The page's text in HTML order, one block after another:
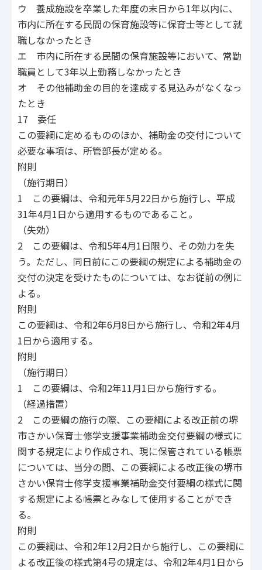
ウ 養成施設を卒業した年度の末日から1年以内に、
市内に所在する民間の保育施設等に保育士等として就
職しなかったとき
エ 市内に所在する民間の保育施設等において、常勤
職員として3年以上勤務しなかったとき
オ その他補助金の目的を達成する見込みがなくなっ
たとき
17 委任
この要綱に定めるもののほか、補助金の交付について
必要な事項は、所管部長が定める。
附則
（施行期日）
1 この要綱は、令和元年5月22日から施行し、平成
31年4月1日から適用するものであること。
（失効）
2 この要綱は、令和5年4月1日限り、その効力を失
う。ただし、同日前にこの要綱の規定による補助金の
交付の決定を受けたものについては、なお従前の例に
よる。
附則
この要綱は、令和2年6月8日から施行し、令和2年4月
1日から適用する。
附則
（施行期日）
1 この要綱は、令和2年11月1日から施行する。
（経過措置）
2 この要綱の施行の際、この要綱による改正前の堺
市さかい保育士修学支援事業補助金交付要綱の様式に
関する規定により作成され、現に保管されている帳票
については、当分の間、この要綱による改正後の堺市
さかい保育士修学支援事業補助金交付要綱の様式に関
する規定による帳票とみなして使用することができ
る。
附則
この要綱は、令和2年12月2日から施行し、この要綱に
よる改正後の様式第4号の規定は、令和2年4月1日から